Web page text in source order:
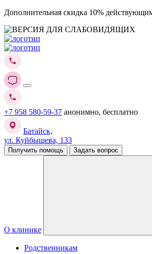
Дополнительная скидка 10%
+7 958 580-59-37 анонимно, бесплатно
Батайск,
ул. Куйбышева, 133
Получить помощь Задать вопрос
О клинике
Родственникам